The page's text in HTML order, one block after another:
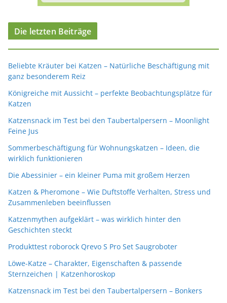
Die letzten Beiträge
Beliebte Kräuter bei Katzen – Natürliche Beschäftigung mit
ganz besonderem Reiz
Königreiche mit Aussicht – perfekte Beobachtungsplätze für
Katzen
Katzensnack im Test bei den Taubertalpersern – Moonlight
Feine Jus
Sommerbeschäftigung für Wohnungskatzen – Ideen, die
wirklich funktionieren
Die Abessinier – ein kleiner Puma mit großem Herzen
Katzen & Pheromone – Wie Duftstoffe Verhalten, Stress und
Zusammenleben beeinflussen
Katzenmythen aufgeklärt – was wirklich hinter den
Geschichten steckt
Produkttest roborock Qrevo S Pro Set Saugroboter
Löwe-Katze – Charakter, Eigenschaften & passende
Sternzeichen | Katzenhoroskop
Katzensnack im Test bei den Taubertalpersern – Bonkers